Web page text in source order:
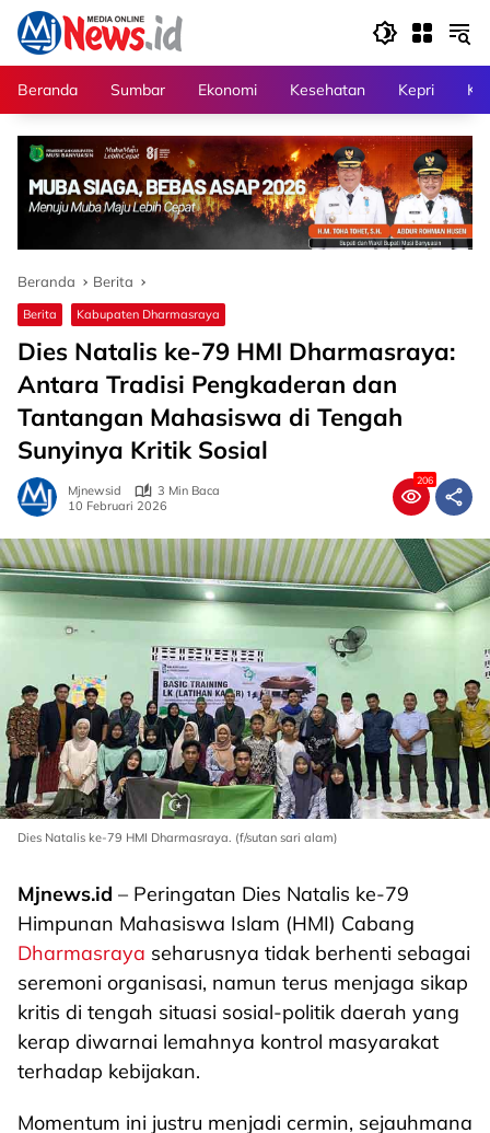
Langsung
konten
Beranda
Sumbar Ekonomi Kesehatan Kepri
Beranda Berita
Berita Kabupaten Dharmasraya
Dies Natalis ke-79 HMI Dharmasraya:
Antara Tradisi Pengkaderan dan
Tantangan Mahasiswa di Tengah
Sunyinya Kritik Sosial
Mjnewsid
3 Min Baca
10 Februari 2026
206
Dies Natalis ke-79 HMI Dharmasraya. (f/sutan sari alam)
Mjnews.id – Peringatan Dies Natalis ke-79
Himpunan Mahasiswa Islam (HMI) Cabang
Dharmasraya seharusnya tidak berhenti sebagai
seremoni organisasi, namun terus menjaga sikap
kritis di tengah situasi sosial-politik daerah yang
kerap diwarnai lemahnya kontrol masyarakat
terhadap kebijakan.
Momentum ini justru menjadi cermin, sejauhmana